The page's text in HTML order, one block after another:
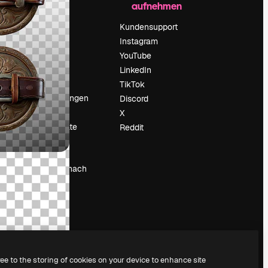
Preise
Über uns
Reviews
Karriere
Suchtrends
Blog
Veranstaltungen
Slidesgo
Deine Inhalte
verkaufen
Pressesaal
Suchst du nach
magnific.ai
aufnehmen
Kundensupport
Instagram
YouTube
LinkedIn
TikTok
Discord
X
Reddit
to the storing of cookies on your device to enhance site